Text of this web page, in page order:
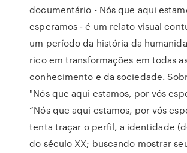
documentário - Nós que aqui
esperamos - é um relato visual
um período da história da
rico em transformações em todas
conhecimento e da sociedade.
"Nós que aqui estamos, por vós
“Nós que aqui estamos, por vós
tenta traçar o perfil, a identidade
do século XX; buscando mostrar